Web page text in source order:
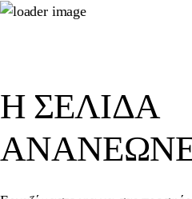
Η ΣΕΛΊΔΑ